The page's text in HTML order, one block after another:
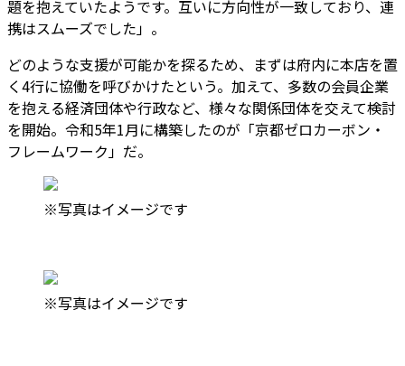
題を抱えていたようです。互いに方向性が一致しており、連
携はスムーズでした」。
どのような支援が可能かを探るため、まずは府内に本店を置
く4行に協働を呼びかけたという。加えて、多数の会員企業
を抱える経済団体や行政など、様々な関係団体を交えて検討
を開始。令和5年1月に構築したのが「京都ゼロカーボン・
フレームワーク」だ。
※写真はイメージです
※写真はイメージです